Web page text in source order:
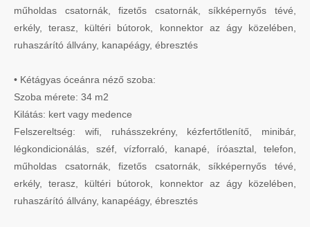
műholdas csatornák, fizetős csatornák, síkképernyős tévé,
erkély, terasz, kültéri bútorok, konnektor az ágy közelében,
ruhaszárító állvány, kanapéágy, ébresztés
• Kétágyas óceánra néző szoba:
Szoba mérete: 34 m2
Kilátás: kert vagy medence
Felszereltség: wifi, ruhásszekrény, kézfertőtlenítő, minibár,
légkondicionálás, széf, vízforraló, kanapé, íróasztal, telefon,
műholdas csatornák, fizetős csatornák, síkképernyős tévé,
erkély, terasz, kültéri bútorok, konnektor az ágy közelében,
ruhaszárító állvány, kanapéágy, ébresztés